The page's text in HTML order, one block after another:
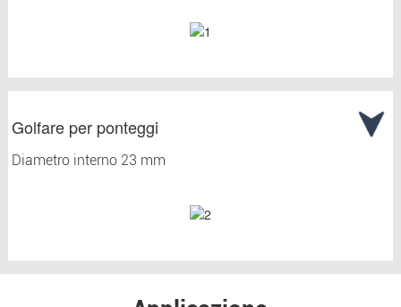
Golfare per ponteggi
Diametro interno 23 mm